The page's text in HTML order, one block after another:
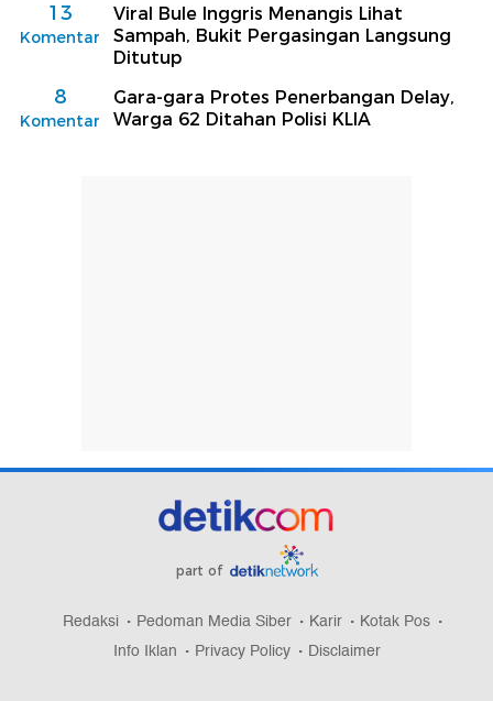
13
Komentar
Viral Bule Inggris Menangis Lihat
Sampah, Bukit Pergasingan Langsung
Ditutup
8
Komentar
Gara-gara Protes Penerbangan Delay,
Warga 62 Ditahan Polisi KLIA
part of
Redaksi Pedoman Media Siber Karir
Kotak Pos
Info Iklan
Privacy Policy Disclaimer